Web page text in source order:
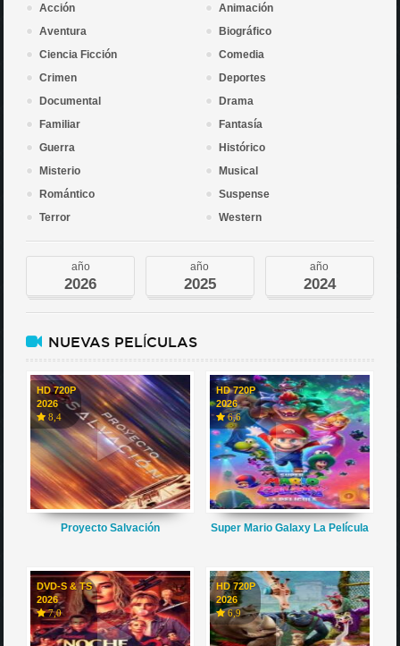
Acción
Animación
Aventura
Biográfico
Ciencia Ficción
Comedia
Crimen
Deportes
Documental
Drama
Familiar
Fantasía
Guerra
Histórico
Misterio
Musical
Romántico
Suspense
Terror
Western
año
2026
año
2025
año
2024
NUEVAS PELÍCULAS
HD 720P
2026
8,4
Proyecto Salvación
HD 720P
2026
6,6
Super Mario Galaxy La Película
DVD-S & TS
2026
7,0
HD 720P
2026
6,9